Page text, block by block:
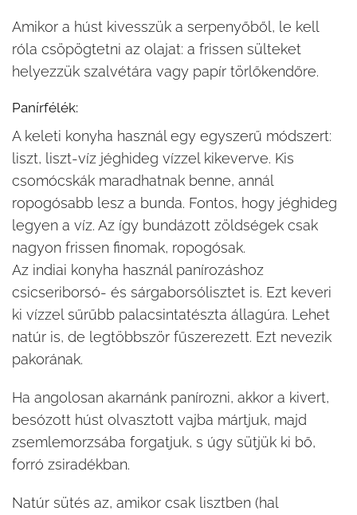
Amikor a húst kivesszük a serpenyőből, le kell
róla csöpögtetni az olajat: a frissen sülteket
helyezzük szalvétára vagy papír törlőkendőre.
Panírfélék:
A keleti konyha használ egy egyszerű módszert:
liszt, liszt-víz jéghideg vízzel kikeverve. Kis
csomócskák maradhatnak benne, annál
ropogósabb lesz a bunda. Fontos, hogy jéghideg
legyen a víz. Az így bundázott zöldségek csak
nagyon frissen finomak, ropogósak.
Az indiai konyha használ panírozáshoz
csicseriborsó- és sárgaborsólisztet is. Ezt keveri
ki vízzel sűrűbb palacsintatészta állagúra. Lehet
natúr is, de legtöbbször fűszerezett. Ezt nevezik
pakorának.
Ha angolosan akarnánk panírozni, akkor a kivert,
besózott húst olvasztott vajba mártjuk, majd
zsemlemorzsába forgatjuk, s úgy sütjük ki bő,
forró zsiradékban.
Natúr sütés az, amikor csak lisztben (hal